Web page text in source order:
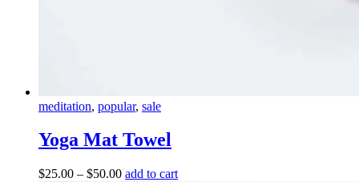
meditation, popular, sale
Yoga Mat Towel
$25.00 – $50.00 add to cart